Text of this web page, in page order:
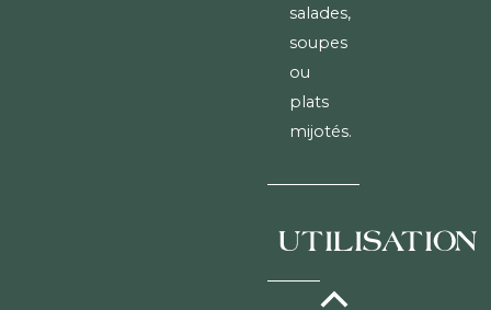
salades,
soupes
ou
plats
mijotés.
UTILISATION